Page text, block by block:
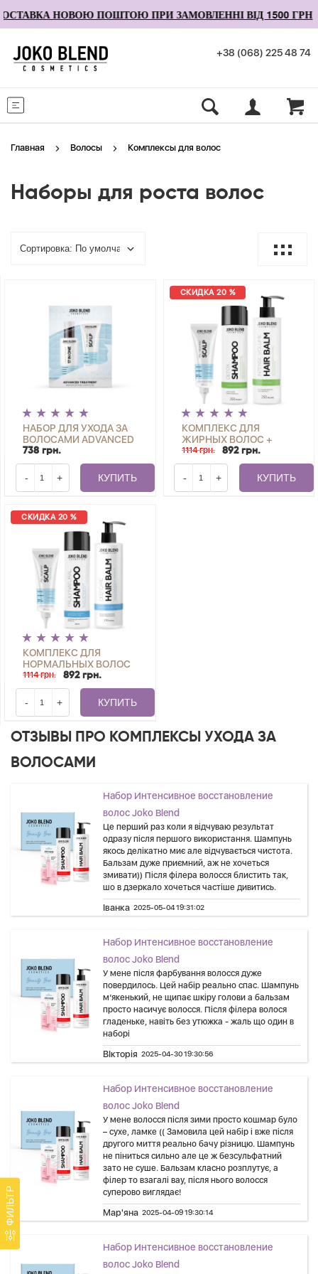
НОВОЮ ПОШТОЮ ПРИ ЗАМОВЛЕННІ ВІД 1500 ГРН
+38 (068) 225 48 74
Главная Волосы Комплексы для волос
Наборы для роста волос
ФИЛЬТР
НАБОР ДЛЯ УХОДА ЗА
ВОЛОСАМИ ADVANCED
TREATMENT JOKO
BLEND ADVANCED
TREATMENT JOKO
738 грн.
- + КУПИТЬ
СКИДКА 20 %
КОМПЛЕКС ДЛЯ
ЖИРНЫХ ВОЛОС +
ПИЛИНГ ДЛЯ КОЖИ
ГОЛОВЫ SCALP PEELING
SCRUB JOKO BLEND
1114 грн. 892 грн.
- + КУПИТЬ
СКИДКА 20 %
КОМПЛЕКС ДЛЯ
НОРМАЛЬНЫХ ВОЛОС
+ ПИЛИНГ ДЛЯ КОЖИ
ГОЛОВЫ SCALP PEELING
SCRUB JOKO BLEND
1114 грн. 892 грн.
- + КУПИТЬ
ОТЗЫВЫ ПРО КОМПЛЕКСЫ УХОДА ЗА
ВОЛОСАМИ
Набор Интенсивное восстановление
волос Joko Blend
Це перший раз коли я відчуваю результат
одразу після першого використання. Шампунь
якось делікатно миє але відчувається чистота.
Бальзам дуже приємний, аж не хочеться
змивати)) Після філера волосся блистить так,
шо в дзеркало хочеться частіше дивитись.
Іванка 2025-05-04 19:31:02
Набор Интенсивное восстановление
волос Joko Blend
У мене після фарбування волосся дуже
повердилось. Цей набір реально спас. Шампунь
м’якенький, не щипає шкіру голови а бальзам
просто насичує волосся. Після філера волося
гладеньке, навіть без утюжка - жаль що один в
наборі
ВІкторія 2025-04-30 19:30:56
Набор Интенсивное восстановление
волос Joko Blend
У мене волосся після зими просто кошмар було
– сухе, ламке (( Замовила цей набір і вже після
другого миття реально бачу різницю. Шампунь
не піниться сильно але це ж безсульфатний
зато не суше. Бальзам класно розплутує, а
філер то взагалі вау, після нього волосся
суперово виглядає!
Мар'яна 2025-04-09 19:30:14
Набор Интенсивное восстановление
волос Joko Blend